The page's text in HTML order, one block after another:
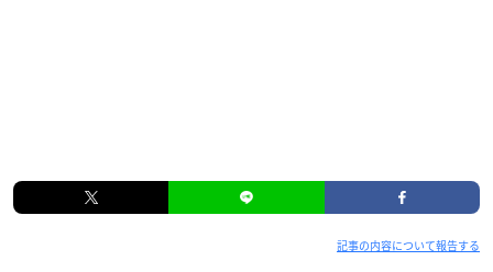
記事の内容について報告する